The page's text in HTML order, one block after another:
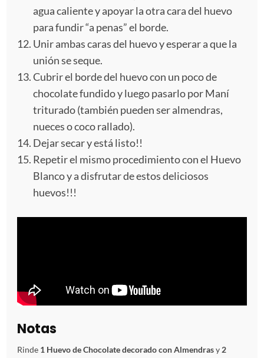
agua caliente y apoyar la otra cara del huevo
para fundir “a penas” el borde.
Unir ambas caras del huevo y esperar a que la
unión se seque.
Cubrir el borde del huevo con un poco de
chocolate fundido y luego pasarlo por Maní
triturado (también pueden ser almendras,
nueces o coco rallado).
Dejar secar y está listo!!
Repetir el mismo procedimiento con el Huevo
Blanco y a disfrutar de estos deliciosos
huevos!!!
Notas
Rinde 1 Huevo de Chocolate decorado con Almendrasy 2